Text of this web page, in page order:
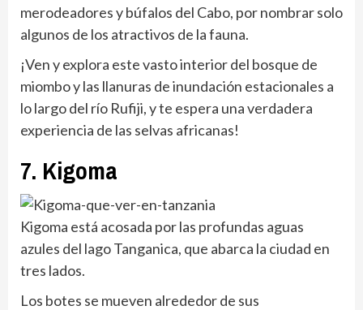
merodeadores y búfalos del Cabo, por nombrar solo
algunos de los atractivos de la fauna.
¡Ven y explora este vasto interior del bosque de
miombo y las llanuras de inundación estacionales a
lo largo del río Rufiji, y te espera una verdadera
experiencia de las selvas africanas!
7. Kigoma
Kigoma está acosada por las profundas aguas
azules del lago Tanganica, que abarca la ciudad en
tres lados.
Los botes se mueven alrededor de sus